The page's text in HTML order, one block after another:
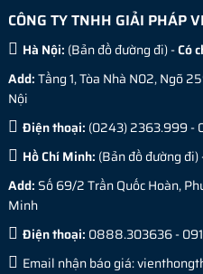
CÔNG TY TNHH GIẢI PHÁP
Hà Nội: (Bản đồ đường đi) -Có
Add:Tầng 1, Tòa Nhà N02, Ngõ
Nội
Điện thoại: (0243) 2363.999 -
Hồ Chí Minh: (Bản đồ đường đi)
Add: Số 69/2 Trần Quốc Hoàn,
Minh
Điện thoại: 0888.303636 -
Email nhận báo giá: